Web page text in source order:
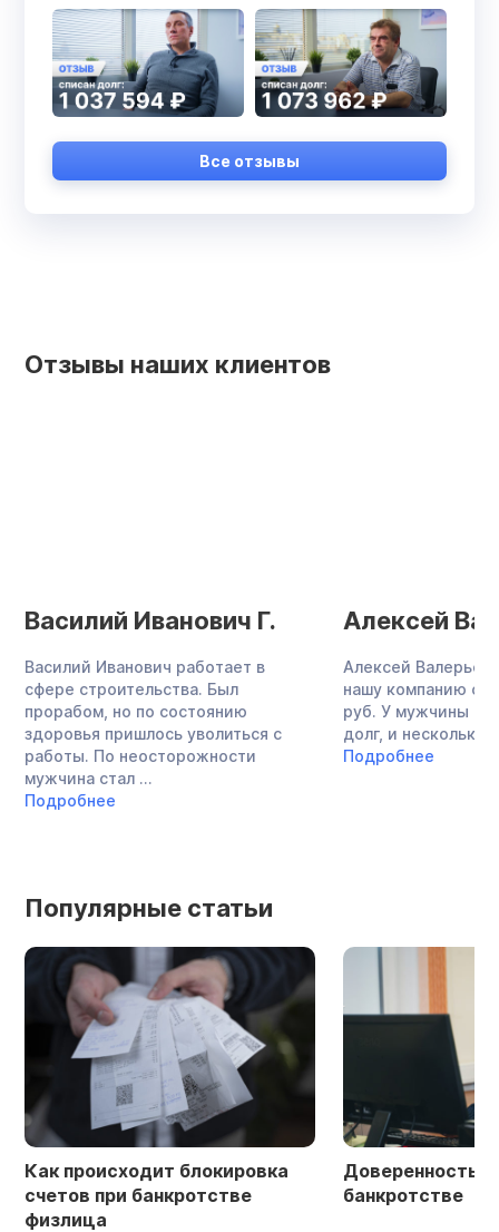
Все отзывы
Отзывы наших клиентов
Василий Иванович Г.
Василий Иванович работает в
сфере строительства. Был
прорабом, но по состоянию
здоровья пришлось уволиться с
работы. По неосторожности
мужчина стал ...
Подробнее
Алексей
Алексей
нашу компанию с
руб. У мужчины
долг, и несколько
Подробнее
Популярные статьи
Как происходит блокировка
счетов при банкротстве
физлица
Доверенность
банкротстве